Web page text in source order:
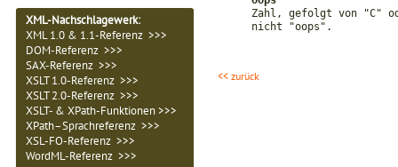
XML-Nachschlagewerk:
XML 1.0 & 1.1-Referenz >>>
DOM-Referenz >>>
SAX-Referenz >>>
XSLT 1.0-Referenz >>>
XSLT 2.0-Referenz >>>
XSLT- & XPath-Funktionen >>>
XPath–Sprachreferenz >>>
XSL-FO-Referenz >>>
WordML-Referenz >>>
Zahl, gefolgt von "C"
nicht "oops".
<< zurück